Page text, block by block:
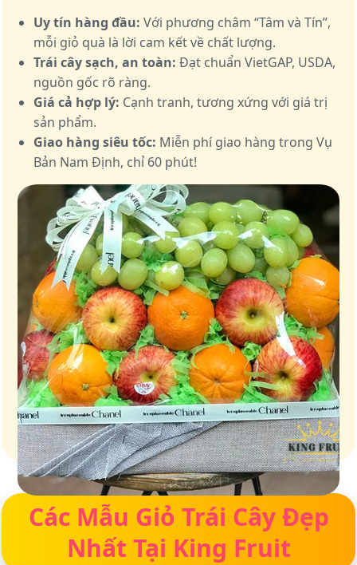
Uy tín hàng đầu: Với phương châm “Tâm và Tín”,
mỗi giỏ quà là lời cam kết về chất lượng.
Trái cây sạch, an toàn: Đạt chuẩn VietGAP, USDA,
nguồn gốc rõ ràng.
Giá cả hợp lý: Cạnh tranh, tương xứng với giá trị
sản phẩm.
Giao hàng siêu tốc: Miễn phí giao hàng trong Vụ
Bản Nam Định, chỉ 60 phút!
Giỏ quà – Tinh hoa từ trái cây tươi ngon
Các Mẫu Giỏ Trái Cây Đẹp
Nhất Tại King Fruit